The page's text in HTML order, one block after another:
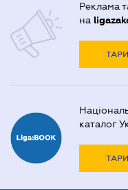
Реклама
на
каталог